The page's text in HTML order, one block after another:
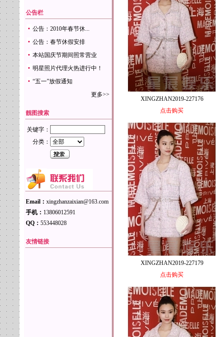
公告栏
公告：2010年春节休...
公告：春节休假安排
本站国庆节期间照常营业
明星照片代理火热进行中！
“五一”放假通知
更多>>
靓图搜索
关键字：
分类：
Email： xingzhanzaixian@163.com
手机： 13806012591
QQ： 553448028
友情链接
XINGZHAN2019-227176
点击购买
XINGZHAN2019-227179
点击购买